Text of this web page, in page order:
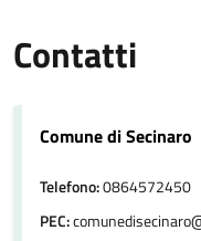
Contatti
Comune di Secinaro
Telefono:0864572450
PEC: